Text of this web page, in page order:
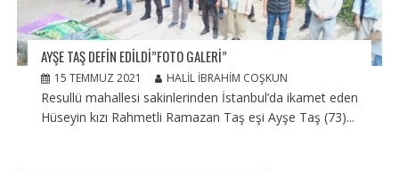
AYŞE TAŞ DEFIN EDILDI”FOTO GALERI”
15 TEMMUZ 2021 HALIL İBRAHIM COŞKUN
Resullü mahallesi sakinlerinden İstanbul’da ikamet eden
Hüseyin kızı Rahmetli Ramazan Taş eşi Ayşe Taş (73)...